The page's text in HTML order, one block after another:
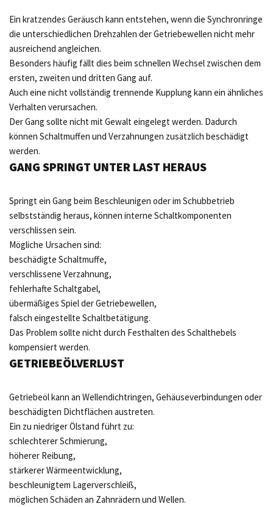
Ein kratzendes Geräusch kann entstehen, wenn die Synchronringe
die unterschiedlichen Drehzahlen der Getriebewellen nicht mehr
ausreichend angleichen.
Besonders häufig fällt dies beim schnellen Wechsel zwischen dem
ersten, zweiten und dritten Gang auf.
Auch eine nicht vollständig trennende Kupplung kann ein ähnliches
Verhalten verursachen.
Der Gang sollte nicht mit Gewalt eingelegt werden. Dadurch
können Schaltmuffen und Verzahnungen zusätzlich beschädigt
werden.
GANG SPRINGT UNTER LAST HERAUS
Springt ein Gang beim Beschleunigen oder im Schubbetrieb
selbstständig heraus, können interne Schaltkomponenten
verschlissen sein.
Mögliche Ursachen sind:
beschädigte Schaltmuffe,
verschlissene Verzahnung,
fehlerhafte Schaltgabel,
übermäßiges Spiel der Getriebewellen,
falsch eingestellte Schaltbetätigung.
Das Problem sollte nicht durch Festhalten des Schalthebels
kompensiert werden.
GETRIEBEÖLVERLUST
Getriebeöl kann an Wellendichtringen, Gehäuseverbindungen oder
beschädigten Dichtflächen austreten.
Ein zu niedriger Ölstand führt zu:
schlechterer Schmierung,
höherer Reibung,
stärkerer Wärmeentwicklung,
beschleunigtem Lagerverschleiß,
möglichen Schäden an Zahnrädern und Wellen.